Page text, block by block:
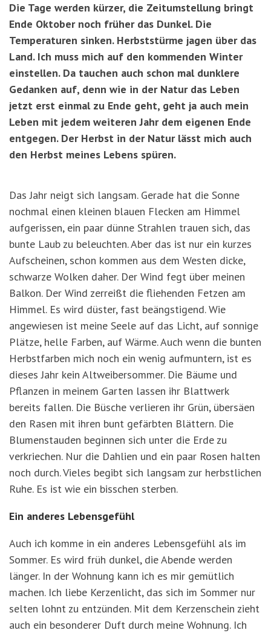
Die Tage werden kürzer, die Zeitumstellung bringt
Ende Oktober noch früher das Dunkel. Die
Temperaturen sinken. Herbststürme jagen über das
Land. Ich muss mich auf den kommenden Winter
einstellen. Da tauchen auch schon mal dunklere
Gedanken auf, denn wie in der Natur das Leben
jetzt erst einmal zu Ende geht, geht ja auch mein
Leben mit jedem weiteren Jahr dem eigenen Ende
entgegen. Der Herbst in der Natur lässt mich auch
den Herbst meines Lebens spüren.
Das Jahr neigt sich langsam. Gerade hat die Sonne
nochmal einen kleinen blauen Flecken am Himmel
aufgerissen, ein paar dünne Strahlen trauen sich, das
bunte Laub zu beleuchten. Aber das ist nur ein kurzes
Aufscheinen, schon kommen aus dem Westen dicke,
schwarze Wolken daher. Der Wind fegt über meinen
Balkon. Der Wind zerreißt die fliehenden Fetzen am
Himmel. Es wird düster, fast beängstigend. Wie
angewiesen ist meine Seele auf das Licht, auf sonnige
Plätze, helle Farben, auf Wärme. Auch wenn die bunten
Herbstfarben mich noch ein wenig aufmuntern, ist es
dieses Jahr kein Altweibersommer. Die Bäume und
Pflanzen in meinem Garten lassen ihr Blattwerk
bereits fallen. Die Büsche verlieren ihr Grün, übersäen
den Rasen mit ihren bunt gefärbten Blättern. Die
Blumenstauden beginnen sich unter die Erde zu
verkriechen. Nur die Dahlien und ein paar Rosen halten
noch durch. Vieles begibt sich langsam zur herbstlichen
Ruhe. Es ist wie ein bisschen sterben.
Ein anderes Lebensgefühl
Auch ich komme in ein anderes Lebensgefühl als im
Sommer. Es wird früh dunkel, die Abende werden
länger. In der Wohnung kann ich es mir gemütlich
machen. Ich liebe Kerzenlicht, das sich im Sommer nur
selten lohnt zu entzünden. Mit dem Kerzenschein zieht
auch ein besonderer Duft durch meine Wohnung. Ich